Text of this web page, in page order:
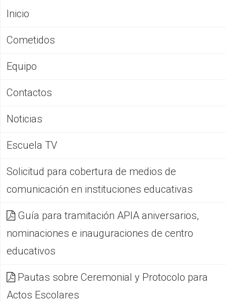
Inicio
Cometidos
Equipo
Contactos
Noticias
Escuela TV
Solicitud para cobertura de medios de
comunicación en instituciones educativas
Guía para tramitación APIA aniversarios,
nominaciones e inauguraciones de centro
educativos
Pautas sobre Ceremonial y Protocolo para
Actos Escolares